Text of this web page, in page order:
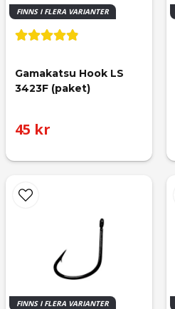
FINNS I FLERA VARIANTER
Gamakatsu Hook LS
3423F (paket)
45 kr
FINNS I FLERA VARIANTER